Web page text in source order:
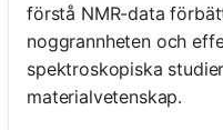
förstå NMR-data
noggrannheten och
spektroskopiska
materialvetenskap.